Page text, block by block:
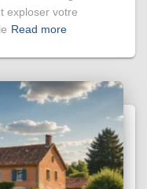
exploser votre
Read more